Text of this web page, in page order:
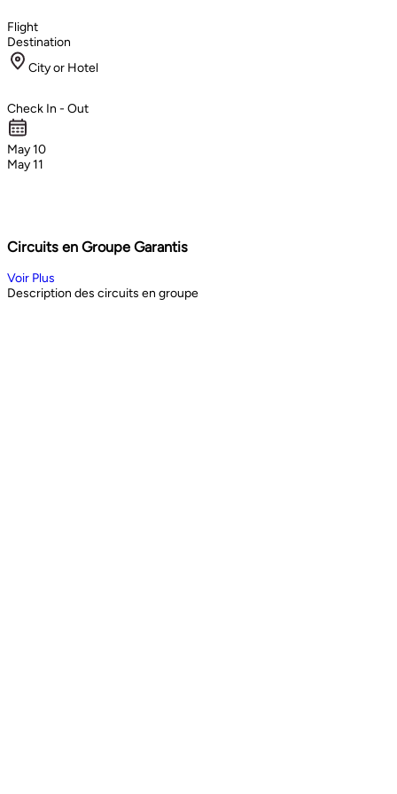
Flight
Destination
City or Hotel
Check In - Out
May 10
May 11
Circuits en Groupe Garantis
Voir Plus
Description des circuits en groupe